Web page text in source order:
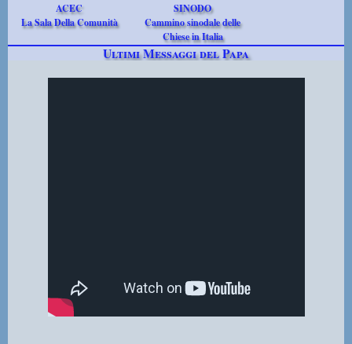
ACEC
La Sala Della Comunità
SINODO
Cammino sinodale delle
Chiese in Italia
Ultimi Messaggi del Papa